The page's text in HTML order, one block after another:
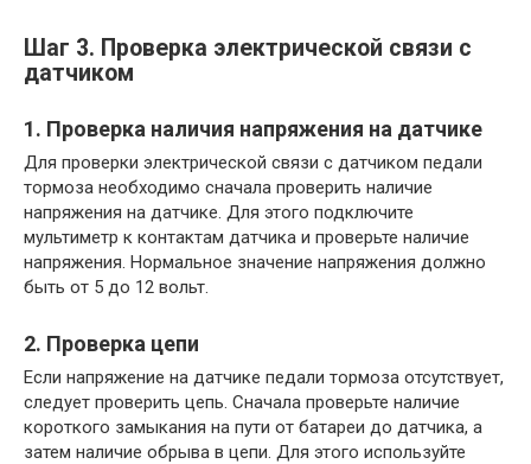
Шаг 3. Проверка электрической связи с
датчиком
1. Проверка наличия напряжения на датчике
Для проверки электрической связи с датчиком педали
тормоза необходимо сначала проверить наличие
напряжения на датчике. Для этого подключите
мультиметр к контактам датчика и проверьте наличие
напряжения. Нормальное значение напряжения должно
быть от 5 до 12 вольт.
2. Проверка цепи
Если напряжение на датчике педали тормоза отсутствует,
следует проверить цепь. Сначала проверьте наличие
короткого замыкания на пути от батареи до датчика, а
затем наличие обрыва в цепи. Для этого используйте